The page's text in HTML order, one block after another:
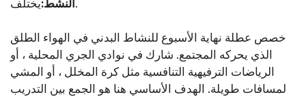
النشط: يختلف.
خصص عطلة نهاية الأسبوع للنشاط البدني في الهواء الطلق
الذي يحركه المجتمع. شارك في نوادي الجري المحلية ، أو
الرياضات الترفيهية التنافسية مثل كرة المخلل ، أو المشي
لمسافات طويلة. الهدف الأساسي هنا هو الجمع بين التدريب